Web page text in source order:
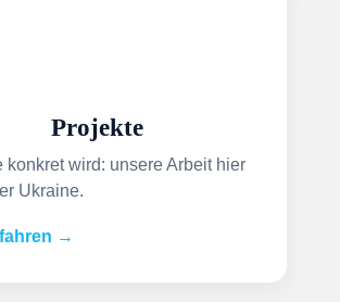
Projekte
konkret wird: unsere Arbeit hier
Ukraine.
→